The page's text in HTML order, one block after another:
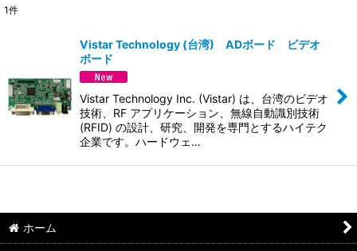
絞り込む
1件
Vistar Technology (台湾) ADボード ビデオ
ボード
Vistar Technology Inc. (Vistar) は、台湾のビデオ
技術、RF アプリケーション、無線自動識別技術
(RFID) の設計、研究、開発を専門とするハイテク
企業です。ハードウェ…
ホーム